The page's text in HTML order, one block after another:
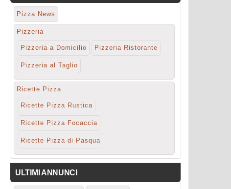
Pizza News
Pizzeria
Pizzeria a Domicilio Pizzeria Ristorante
Pizzeria al Taglio
Ricette Pizza
Ricette Pizza Rustica
Ricette Pizza Focaccia
Ricette Pizza di Pasqua
ULTIMI ANNUNCI